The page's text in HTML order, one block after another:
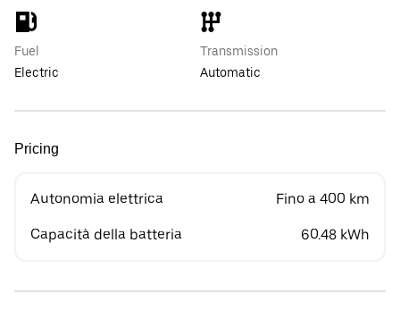
Fuel
Electric
Transmission
Automatic
Pricing
Autonomia elettrica Fino a 400 km
Capacità della batteria 60.48 kWh